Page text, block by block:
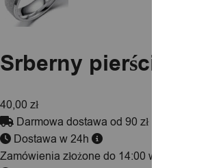
Srberny
40,00 zł
Darmowa dostawa od 90 zł
Dostawa w 24h
Zamówienia złożone do 14:00 wysyłamy